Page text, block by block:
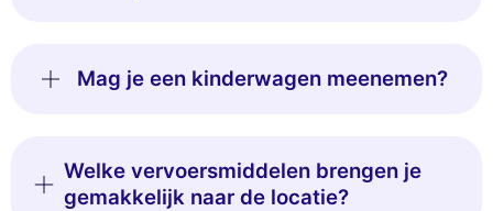
Mag je een kinderwagen meenemen?
Welke vervoersmiddelen brengen je
gemakkelijk naar de locatie?